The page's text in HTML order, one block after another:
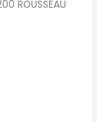
ROUSSEAU